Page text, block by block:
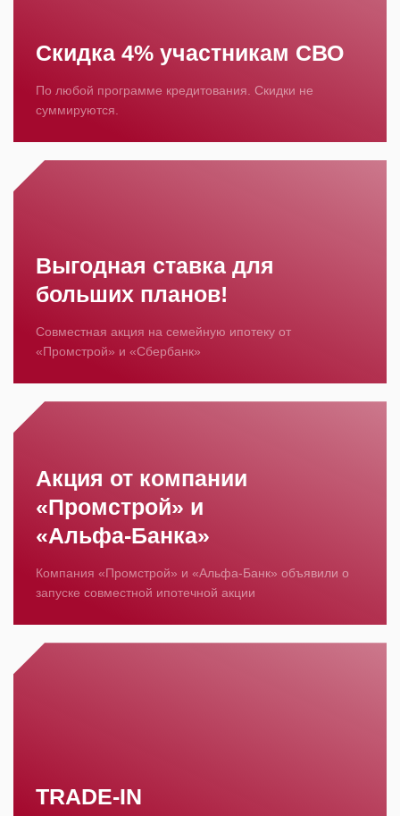
Скидка 4% участникам СВО
По любой программе кредитования. Скидки не
суммируются.
Выгодная ставка для
больших планов!
Совместная акция на семейную ипотеку от
«Промстрой» и «Сбербанк»
Акция от компании
«Промстрой» и
«Альфа‑Банка»
Компания «Промстрой» и «Альфа‑Банк» объявили о
запуске совместной ипотечной акции
TRADE-IN